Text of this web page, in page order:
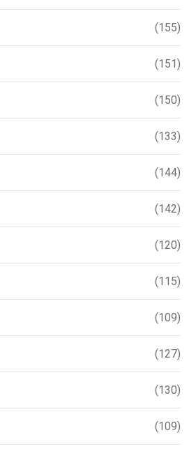
(155)
(151)
(150)
(133)
(144)
(142)
(120)
(115)
(109)
(127)
(130)
(109)